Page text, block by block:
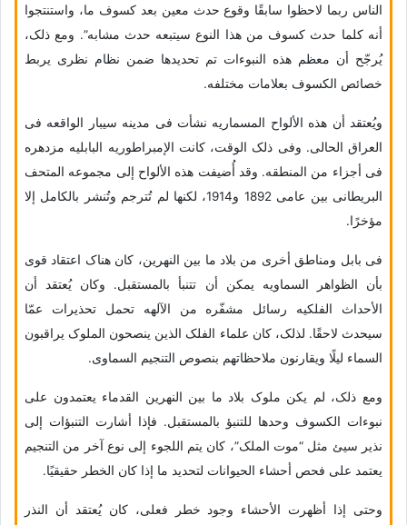
الناس ربما لاحظوا سابقًا وقوع حدث معین بعد کسوف ما، واستنتجوا
أنه کلما حدث کسوف من هذا النوع سیتبعه حدث مشابه”. ومع ذلک،
یُرجّح أن معظم هذه النبوءات تم تحدیدها ضمن نظام نظری یربط
خصائص الکسوف بعلامات مختلفه.
ویُعتقد أن هذه الألواح المسماریه نشأت فی مدینه سیبار الواقعه فی
العراق الحالی. وفی ذلک الوقت، کانت الإمبراطوریه البابلیه مزدهره
فی أجزاء من المنطقه. وقد أُضیفت هذه الألواح إلى مجموعه المتحف
البریطانی بین عامی 1892 و1914، لکنها لم تُترجم وتُنشر بالکامل إلا
مؤخرًا.
فی بابل ومناطق أخرى من بلاد ما بین النهرین، کان هناک اعتقاد قوی
بأن الظواهر السماویه یمکن أن تتنبأ بالمستقبل. وکان یُعتقد أن
الأحداث الفلکیه رسائل مشفّره من الآلهه تحمل تحذیرات عمّا
سیحدث لاحقًا. لذلک، کان علماء الفلک الذین ینصحون الملوک یراقبون
السماء لیلًا ویقارنون ملاحظاتهم بنصوص التنجیم السماوی.
ومع ذلک، لم یکن ملوک بلاد ما بین النهرین القدماء یعتمدون على
نبوءات الکسوف وحدها للتنبؤ بالمستقبل. فإذا أشارت التنبؤات إلى
نذیر سیئ مثل “موت الملک”، کان یتم اللجوء إلى نوع آخر من التنجیم
یعتمد على فحص أحشاء الحیوانات لتحدید ما إذا کان الخطر حقیقیًا.
وحتى إذا أظهرت الأحشاء وجود خطر فعلی، کان یُعتقد أن النذر